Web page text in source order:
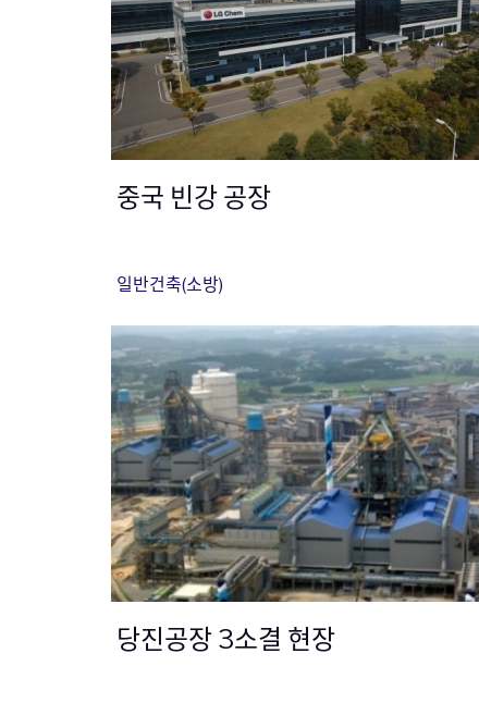
중국 빈강 공장
일반건축(소방)
당진공장 3소결 현장